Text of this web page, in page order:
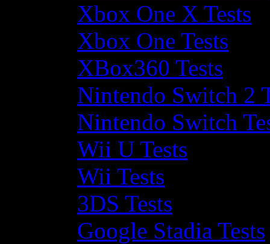
Xbox One X Tests
Xbox One Tests
XBox360 Tests
Nintendo Switch 2
Nintendo Switch
Wii U Tests
Wii Tests
3DS Tests
Google Stadia Tests